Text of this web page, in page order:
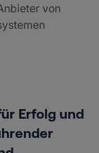
von
Erfolg und